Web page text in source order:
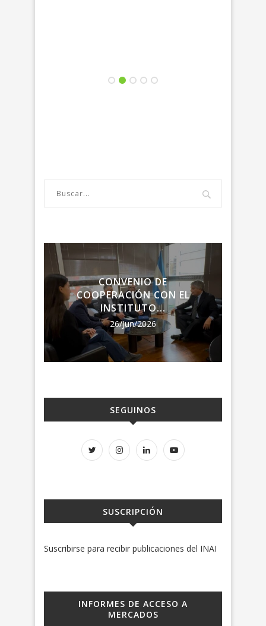
CONVENIO DE
COOPERACIÓN CON EL
INSTITUTO...
26/Jun/2026
SEGUINOS
SUSCRIPCIÓN
Suscribirse para recibir publicaciones del INAI
INFORMES DE ACCESO A
MERCADOS